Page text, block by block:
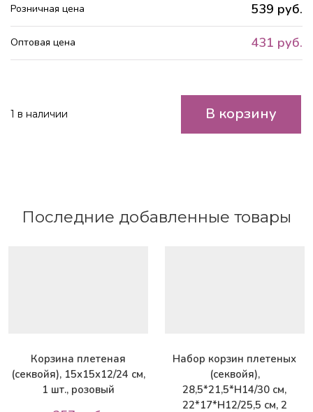
Розничная цена 539 руб.
Оптовая цена 431 руб.
1 в наличии В корзину
Последние добавленные товары
Корзина плетеная
(секвойя), 15x15x12/24 см,
1 шт., розовый
Набор корзин плетеных
(секвойя),
28,5*21,5*Н14/30 см,
22*17*Н12/25,5 см, 2